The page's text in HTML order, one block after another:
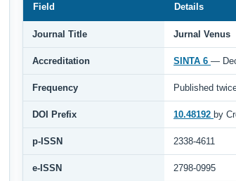
Field Details
Journal Title Jurnal Venus
Accreditation SINTA 6 —
Frequency Published
DOI Prefix 10.48192 by
p-ISSN 2338-4611
e-ISSN 2798-0995